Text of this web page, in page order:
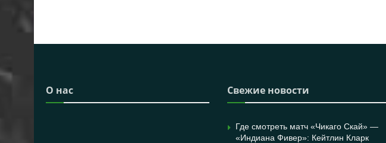
О нас Свежие новости
Где смотреть матч «Чикаго Скай» —
«Индиана Фивер»: Кейтлин Кларк